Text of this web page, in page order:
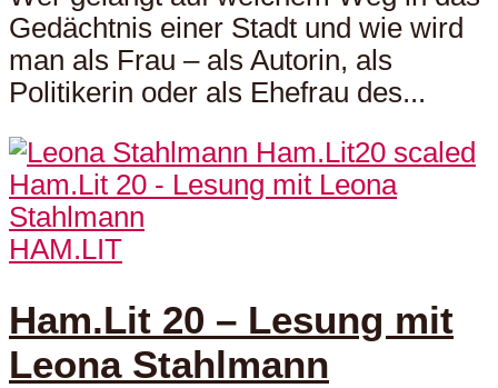
Gedächtnis einer Stadt und wie wird
man als Frau – als Autorin, als
Politikerin oder als Ehefrau des...
HAM.LIT
Ham.Lit 20 – Lesung mit
Leona Stahlmann